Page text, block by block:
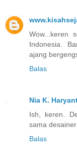
Wow...keren
Indonesia.
ajang
Balas
Nia K.
Ish, keren.
sama
Balas